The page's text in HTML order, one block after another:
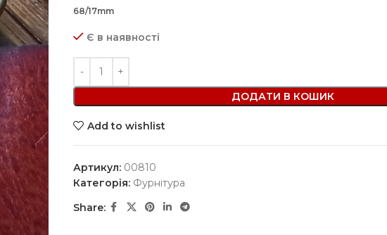
68/17mm
Є в наявності
ДОДАТИ В КОШИК
Add to wishlist
Артикул: 00810
Категорія: Фурнітура
Share: